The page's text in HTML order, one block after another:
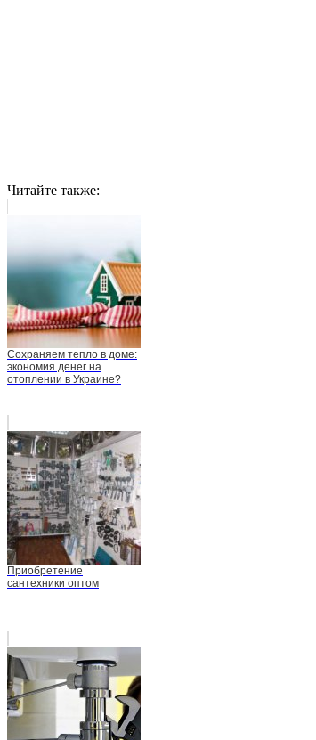
Читайте также:
Сохраняем тепло в доме:
экономия денег на
отоплении в Украине?
Приобретение
сантехники оптом